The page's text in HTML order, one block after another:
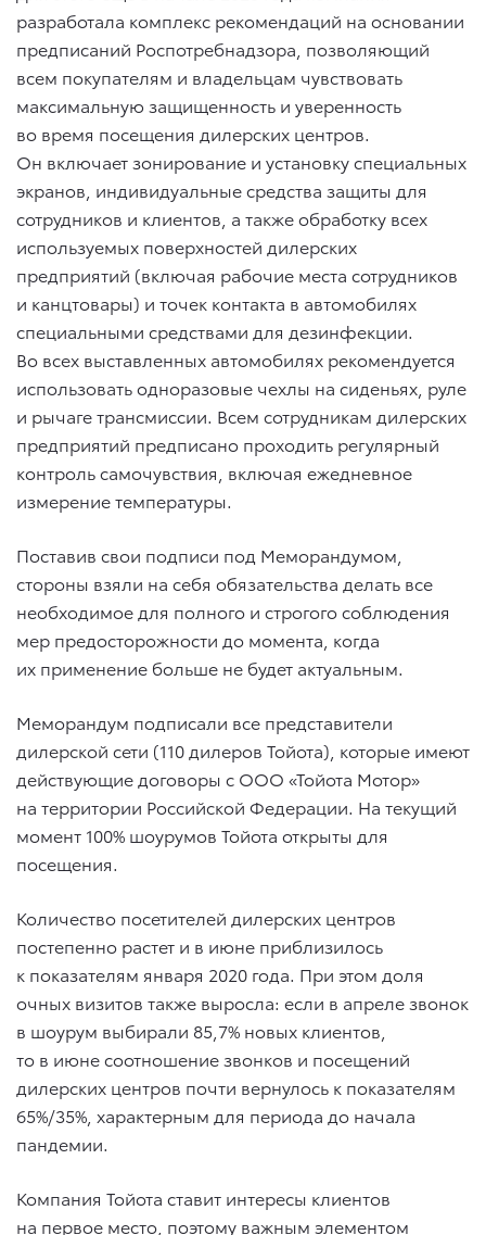
разработала комплекс рекомендаций на основании
предписаний Роспотребнадзора, позволяющий
всем покупателям и владельцам чувствовать
максимальную защищенность и уверенность
во время посещения дилерских центров.
Он включает зонирование и установку специальных
экранов, индивидуальные средства защиты для
сотрудников и клиентов, а также обработку всех
используемых поверхностей дилерских
предприятий (включая рабочие места сотрудников
и канцтовары) и точек контакта в автомобилях
специальными средствами для дезинфекции.
Во всех выставленных автомобилях рекомендуется
использовать одноразовые чехлы на сиденьях, руле
и рычаге трансмиссии. Всем сотрудникам дилерских
предприятий предписано проходить регулярный
контроль самочувствия, включая ежедневное
измерение температуры.
Поставив свои подписи под Меморандумом,
стороны взяли на себя обязательства делать все
необходимое для полного и строгого соблюдения
мер предосторожности до момента, когда
их применение больше не будет актуальным.
Меморандум подписали все представители
дилерской сети (110 дилеров Тойота), которые имеют
действующие договоры с ООО «Тойота Мотор»
на территории Российской Федерации. На текущий
момент 100% шоурумов Тойота открыты для
посещения.
Количество посетителей дилерских центров
постепенно растет и в июне приблизилось
к показателям января 2020 года. При этом доля
очных визитов также выросла: если в апреле звонок
в шоурум выбирали 85,7% новых клиентов,
то в июне соотношение звонков и посещений
дилерских центров почти вернулось к показателям
65%/35%, характерным для периода до начала
пандемии.
Компания Тойота ставит интересы клиентов
на первое место, поэтому важным элементом